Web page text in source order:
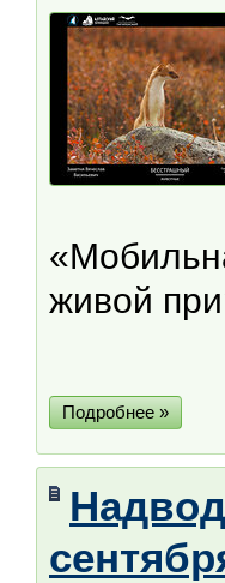
живой
Подробнее »